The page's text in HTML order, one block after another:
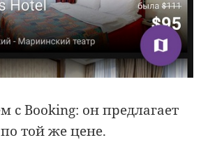
с Booking: он предлагает
той же цене.